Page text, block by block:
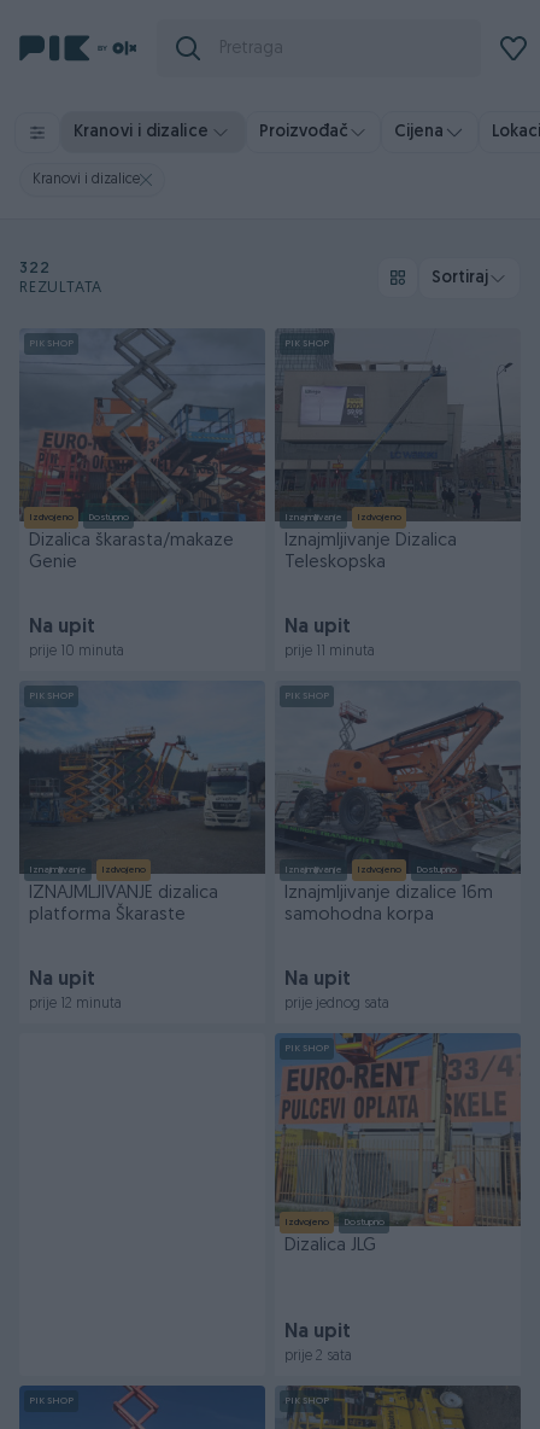
Kranovi i dizalice Proizvođač Cijena
Kranovi i dizalice
322
REZULTATA
Sortiraj
PIK SHOP
Izdvojeno Dostupno
Dizalica škarasta/makaze
Genie
Na upit
prije 10 minuta
PIK SHOP
Iznajmljivanje Izdvojeno
Iznajmljivanje Dizalica
Teleskopska
Na upit
prije 11 minuta
PIK SHOP
Iznajmljivanje Izdvojeno
IZNAJMLJIVANJE dizalica
platforma Škaraste
Na upit
prije 12 minuta
PIK SHOP
Iznajmljivanje Izdvojeno Dostupno
Iznajmljivanje dizalice 16m
samohodna korpa
Na upit
prije jednog sata
PIK SHOP
Izdvojeno Dostupno
Dizalica JLG
Na upit
prije 2 sata
PIK SHOP PIK SHOP